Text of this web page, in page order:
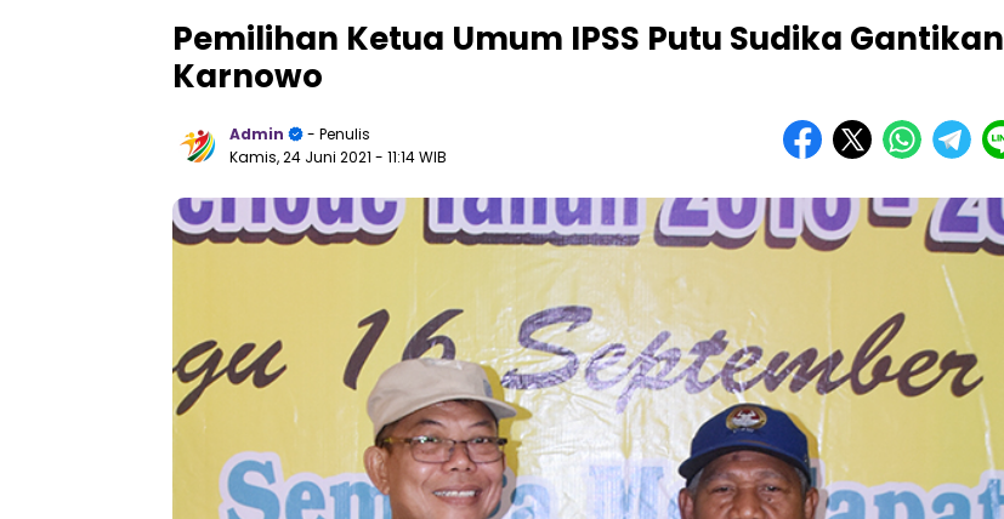
Pemilihan Ketua Umum IPSS Putu Sudika Gantikan
Karnowo
Admin
- Penulis
Kamis, 24 Juni 2021 - 11:14 WIB